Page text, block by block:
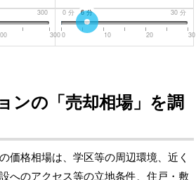
300
300
0 分 30 分
6分
0 10 20 30
ンの「売却相場」を調
価格相場は、学区等の周辺環境、近く
へのアクセス等の立地条件、住戸・敷